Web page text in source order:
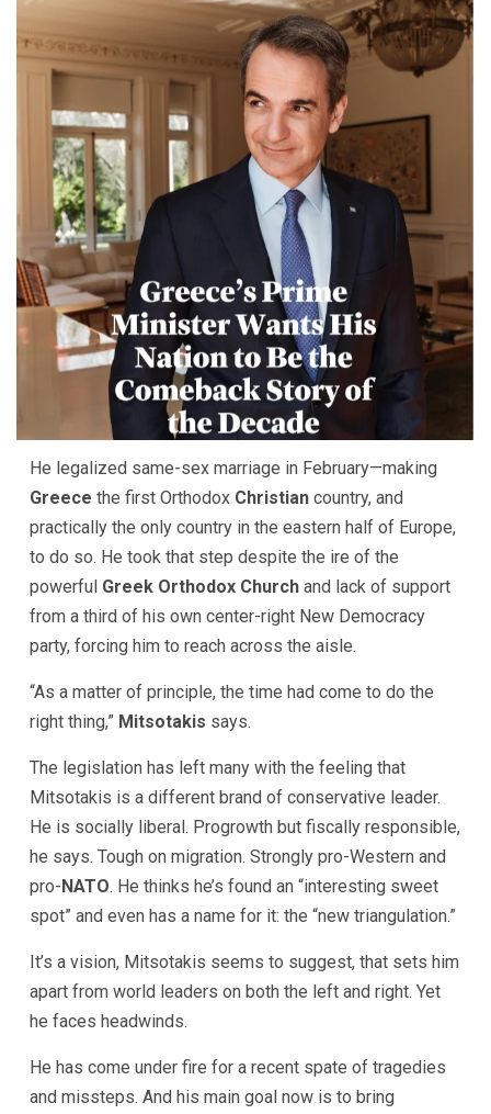
He legalized same-sex marriage in February—making
Greece the first Orthodox Christian country, and
practically the only country in the eastern half of Europe,
to do so. He took that step despite the ire of the
powerful Greek Orthodox Church and lack of support
from a third of his own center-right New Democracy
party, forcing him to reach across the aisle.
“As a matter of principle, the time had come to do the
right thing,” Mitsotakis says.
The legislation has left many with the feeling that
Mitsotakis is a different brand of conservative leader.
He is socially liberal. Progrowth but fiscally responsible,
he says. Tough on migration. Strongly pro-Western and
pro-NATO. He thinks he’s found an “interesting sweet
spot” and even has a name for it: the “new triangulation.”
It’s a vision, Mitsotakis seems to suggest, that sets him
apart from world leaders on both the left and right. Yet
he faces headwinds.
He has come under fire for a recent spate of tragedies
and missteps. And his main goal now is to bring